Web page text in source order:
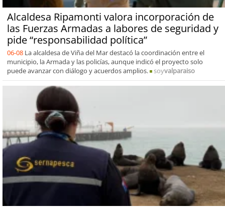
Alcaldesa Ripamonti valora incorporación de
las Fuerzas Armadas a labores de seguridad y
pide “responsabilidad política”
06-08 La alcaldesa de Viña del Mar destacó la coordinación entre el
municipio, la Armada y las policías, aunque indicó el proyecto solo
puede avanzar con diálogo y acuerdos amplios.
soyvalparaiso